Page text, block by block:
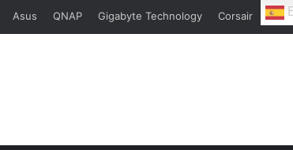
Asus QNAP Gigabyte Technology Corsair